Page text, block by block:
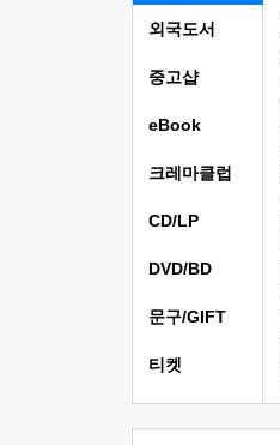
외국도서
중고샵
eBook
크레마클럽
CD/LP
DVD/BD
문구/GIFT
티켓